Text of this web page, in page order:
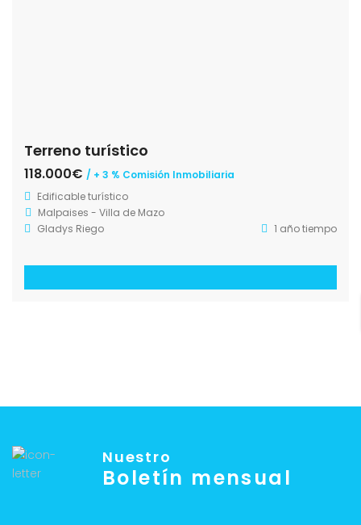
Terreno turístico
118.000€ / + 3 % Comisión Inmobiliaria
Edificable turístico
Malpaises - Villa de Mazo
Gladys Riego
1 año tiempo
Nuestro
Boletín mensual